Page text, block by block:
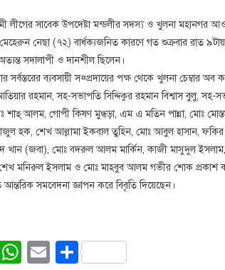
লীগের সাবেক উপদেষ্টা মন্ডলীর সদস্য ও খুলনা মহানগর
নেছা (৭২) বার্ধক্যজনিত কারণে গত শুক্রবার রাত
সদালাপী ও দানশীল ছিলেন।
সর্বস্তরের ব্যবসায়ী স¤প্রদায়ের পক্ষ থেকে খুলনা চেম্বার
রহমান, সহ-সভাপতি সিদ্দিকুর রহমান বিশ্বাস বুলু,
শাহ্ আলম, গোপী কিষণ মুন্ধড়া, এম এ মতিন পান্না, মোঃ
হক, শেখ আল্লামা ইকবাল তুহিন, মোঃ আবুল হাসান,
খান (জবা), মোঃ বদরুল আলম মার্কিন, কাজী মাসুদুল
মনিরুল ইসলাম ও মোঃ মাহবুব আলম গভীর শোক প্রকাশ
আন্তরিক সমবেদনা জ্ঞাপন করে বিবৃতি দিয়েছেন।
W E S